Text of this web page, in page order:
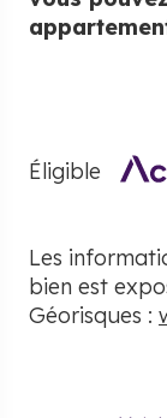
Éligible
Les
bien est
Géorisques :